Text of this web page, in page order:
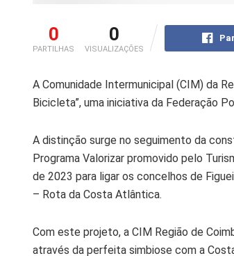
0
PARTILHAS
0
VISUALIZAÇÕES
A Comunidade Intermunicipal (CIM) da
Bicicleta”, uma iniciativa da Federação
A distinção surge no seguimento da
Programa Valorizar promovido pelo
de 2023 para ligar os concelhos de
– Rota da Costa Atlântica.
Com este projeto, a CIM Região de
através da perfeita simbiose com a